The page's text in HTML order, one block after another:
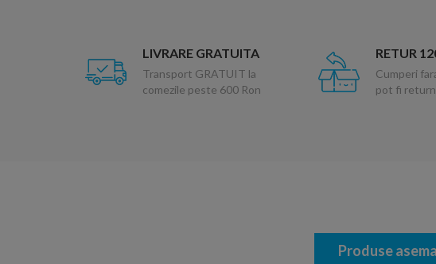
LIVRARE GRATUITA
Transport GRATUIT la
comezile peste 600 Ron
RETUR
Cumperi
pot fi
Produse